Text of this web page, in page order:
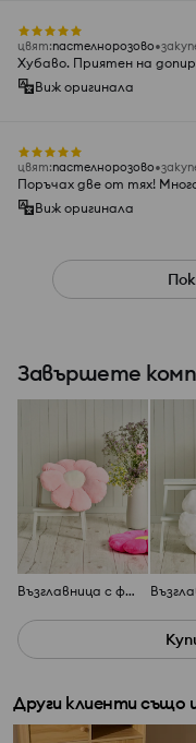
цвят:пастелнорозово
Хубаво. Приятен на
Виж оригинала
цвят:пастелнорозово
Поръчах две от тях!
Виж оригинала
Завършете
Възглавница с форма на цвете
Други клиенти също